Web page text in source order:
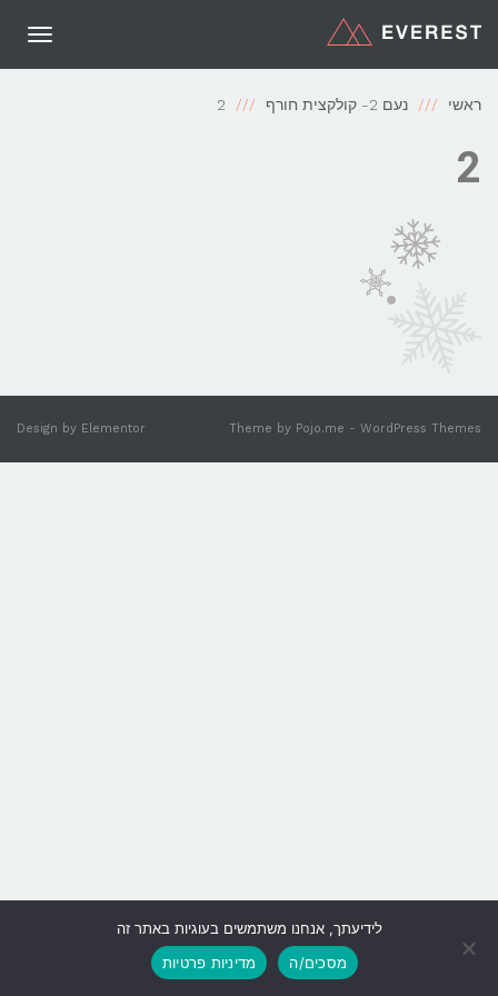
ראשי נעם 2- קולקצית חורף 2
2
Theme by Pojo.me - WordPress Themes
Design by Elementor
גלילה
לראש
לידיעתך, אנחנו משתמשים בעוגיות באתר זה
מסכים/ה
מדיניות פרטיות